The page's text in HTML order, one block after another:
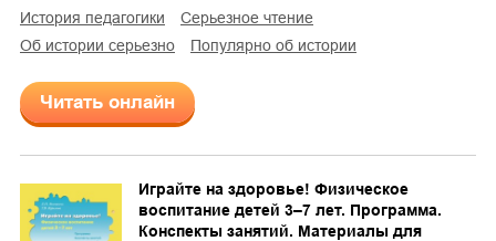
история педагогики
серьезное чтение
об истории серьезно
популярно об истории
Читать онлайн
Играйте на здоровье! Физическое
воспитание детей 3–7 лет. Программа.
Конспекты занятий. Материалы для